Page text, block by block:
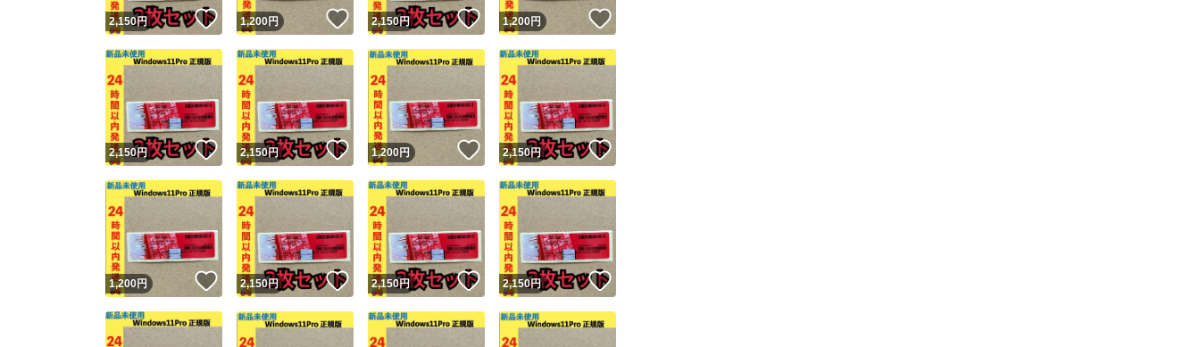
ユーザーの実績について
Yahoo!フリマが定めた一定の基準を満たしたユーザーにバッジを付与しています
安心取引出品者
2,150円 いいね！
1,200円 いいね！
2,150円 いいね！
1,200円
2,150円 いいね！
2,150円 いいね！
1,200円 いいね！
2,150円
1,200円 いいね！
2,150円 いいね！
2,150円 いいね！
2,150円